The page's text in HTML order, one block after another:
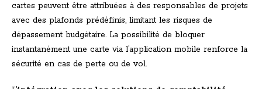
cartes peuvent être attribuées à des responsables de projets
avec des plafonds prédéfinis, limitant les risques de
dépassement budgétaire. La possibilité de bloquer
instantanément une carte via l’application mobile renforce la
sécurité en cas de perte ou de vol.